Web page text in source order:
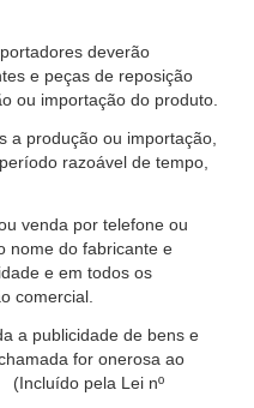
deverão
e peças de reposição
ou importação do produto.
a produção ou importação,
razoável de tempo,
venda por telefone ou
nome do fabricante e
e em todos os
comercial.
a publicidade de bens e
for onerosa ao
pela Lei nº